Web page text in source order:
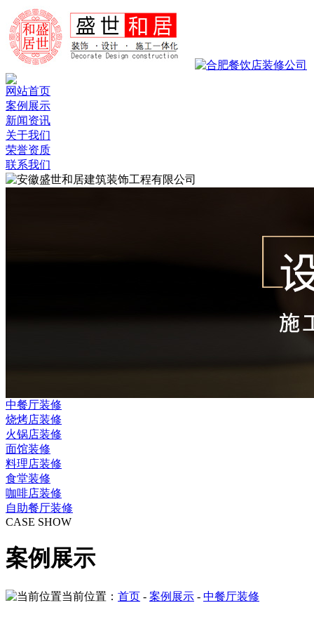
网站首页
案例展示
新闻资讯
关于我们
荣誉资质
联系我们
中餐厅装修
烧烤店装修
火锅店装修
面馆装修
料理店装修
食堂装修
咖啡店装修
自助餐厅装修
CASE SHOW
案例展示
当前位置： 首页 - 案例展示 - 中餐厅装修